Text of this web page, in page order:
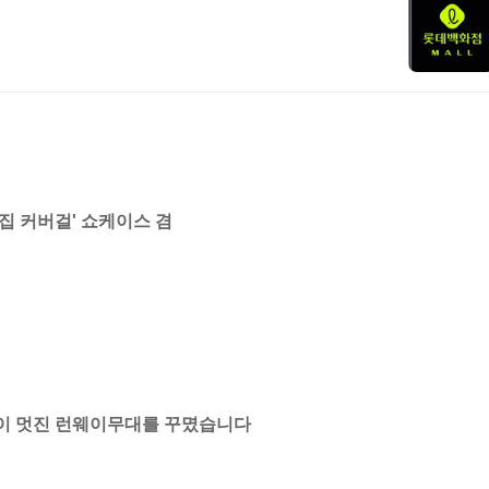
커버걸' 쇼케이스 겸
멋진 런웨이무대를 꾸몄습니다